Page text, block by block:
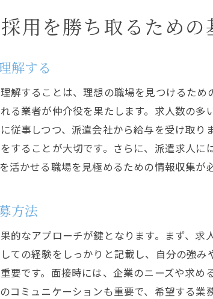
自分に合った派遣求
正社員とバイトの間で迷
ライフスタイルに合
キャリアアップを目
正社員とバイトの求
自分のキャリアプラ
求人票から企業文化を
募集要項で見るべき
求人情報の裏側を知
自分に合った企業を
用を勝ち取るための
解する
解することは、理想の職場を見つけるた
る業者が仲介役を果たします。求人数の
従事しつつ、派遣会社から給与を受け取
することが大切です。さらに、派遣求人
活かせる職場を見極めるための情報収集が
方法
的なアプローチが鍵となります。まず、
ての経験をしっかりと記載し、自分の強
要です。面接時には、企業のニーズや求
コミュニケーションも重要で、希望する